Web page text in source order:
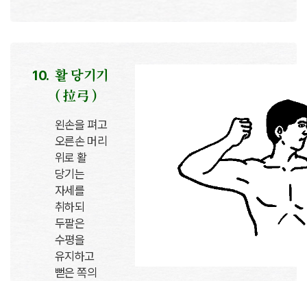
활 당기기
( 拉弓 )
왼손을 펴고
오른손 머리
위로 활
당기는
자세를
취하되
두팔은
수평을
유지하고
뻗은 쪽의